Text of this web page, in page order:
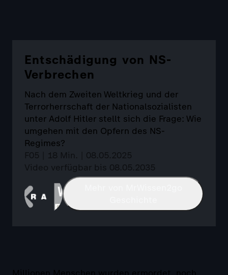
Entschädigung von NS-
Verbrechen
Nach dem Zweiten Weltkrieg und der
Terrorherrschaft der Nationalsozialisten
unter Adolf Hitler stellt sich die Frage: Wie
umgehen mit den Opfern des NS-
Regimes?
F05 | 18 Min. | 08.05.2025
Video verfügbar bis 08.05.2035
Millionen Menschen wurden ermordet, noch